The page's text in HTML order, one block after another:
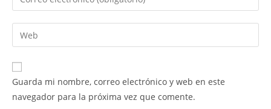
Guarda mi nombre, correo electrónico y web en este
navegador para la próxima vez que comente.